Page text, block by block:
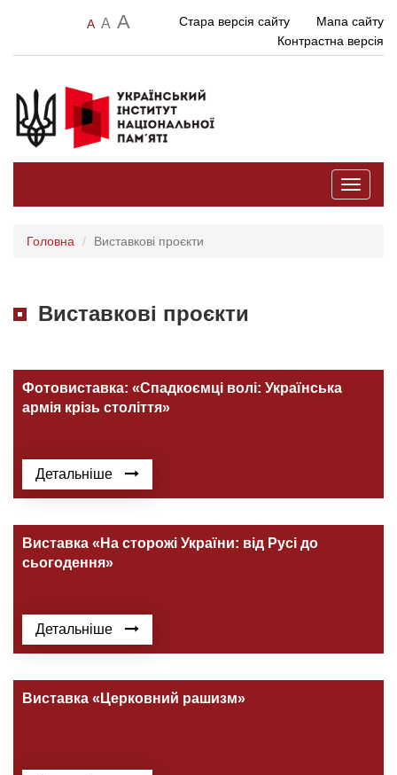
A A A Стара версія сайту
Мапа сайту
Контрастна версія
Toggle
Головна Виставкові проєкти
Виставкові проєкти
Фотовиставка: «Спадкоємці волі: Українська
армія крізь століття»
Детальніше
Виставка «На сторожі України: від Русі до
сьогодення»
Детальніше
Виставка «Церковний рашизм»